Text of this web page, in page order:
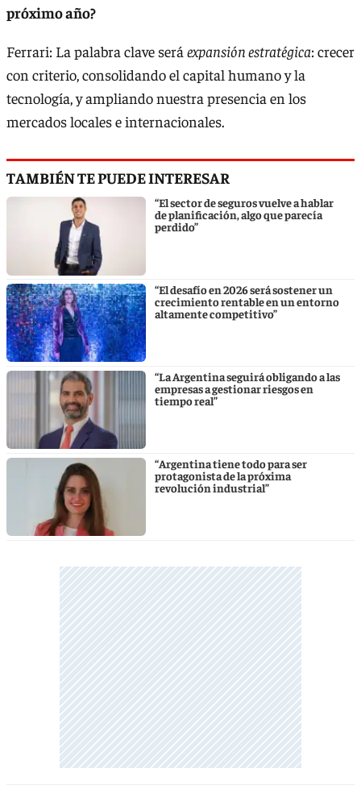
próximo año?
Ferrari: La palabra clave será expansión estratégica: crecer
con criterio, consolidando el capital humano y la
tecnología, y ampliando nuestra presencia en los
mercados locales e internacionales.
TAMBIÉN TE PUEDE INTERESAR
“El sector de seguros vuelve a hablar
de planificación, algo que parecía
perdido”
“El desafío en 2026 será sostener un
crecimiento rentable en un entorno
altamente competitivo”
“La Argentina seguirá obligando a las
empresas a gestionar riesgos en
tiempo real”
“Argentina tiene todo para ser
protagonista de la próxima
revolución industrial”